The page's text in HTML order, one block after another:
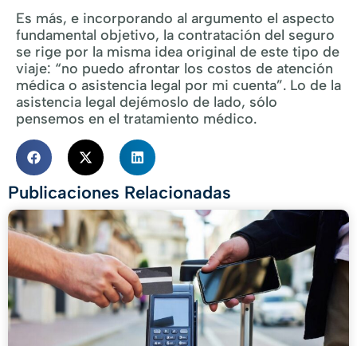
Es más, e incorporando al argumento el aspecto
fundamental objetivo, la contratación del seguro
se rige por la misma idea original de este tipo de
viaje: “no puedo afrontar los costos de atención
médica o asistencia legal por mi cuenta”. Lo de la
asistencia legal dejémoslo de lado, sólo
pensemos en el tratamiento médico.
Publicaciones Relacionadas